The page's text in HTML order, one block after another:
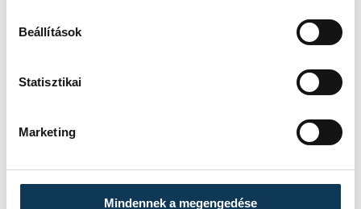
Beállítások
Statisztikai
Marketing
Mindennek a megengedése
HAZAI
OTP BANK-PICK SZEGED
HELYSZÍN
EREDMÉNY
RÉSZLETEK